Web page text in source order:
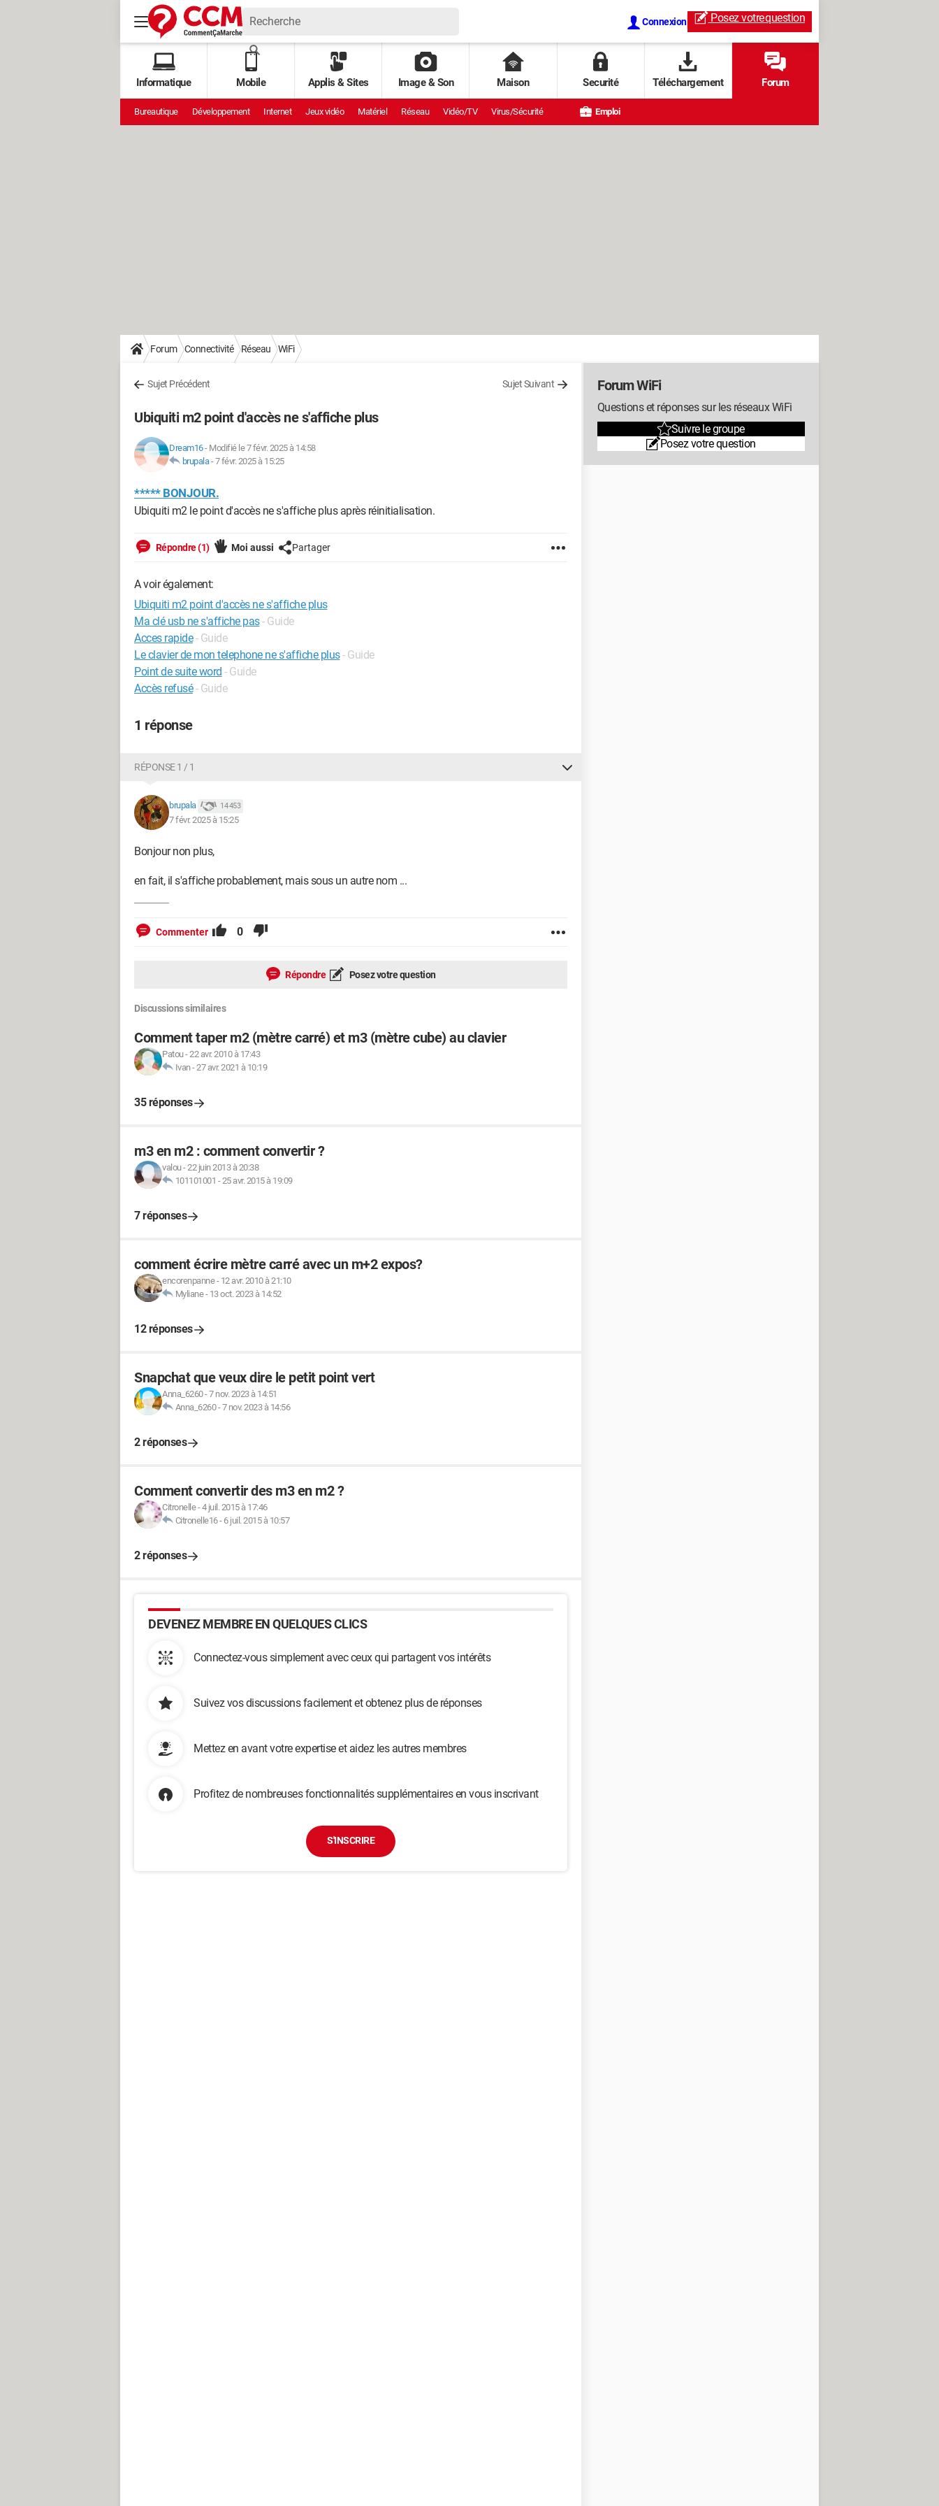
Connexion Posez votrequestion
Informatique Mobile Applis & Sites Image & Son Maison Securité Téléchargement Forum
Bureautique Développement Internet Jeux vidéo Matériel Réseau Vidéo/TV Virus/Sécurité Emploi
Forum Connectivité Réseau WiFi
Sujet Précédent Sujet Suivant
Ubiquiti m2 point d'accès ne s'affiche plus
Dream16- Modifié le 7 févr. 2025 à 14:58
brupala-7 févr. 2025 à 15:25
***** BONJOUR.
Ubiquiti m2 le point d'accès ne s'affiche plus après réinitialisation.
Répondre (1) Moi aussi Partager
A voir également:
Ubiquiti m2 point d'accès ne s'affiche plus
Ma clé usb ne s'affiche pas- Guide
Acces rapide - Guide
Le clavier de mon telephone ne s'affiche plus- Guide
Point de suite word - Guide
Accès refusé - Guide
1 réponse
RÉPONSE 1 / 1
brupala 14 453
7 févr. 2025 à 15:25
Bonjour non plus,
en fait, il s'affiche probablement, mais sous un autre nom ...
Commenter 0
Répondre Posez votre question
Discussions similaires
Comment taper m2 (mètre carré) et m3 (mètre cube) au clavier
Patou-22 avr. 2010 à 17:43
Ivan-27 avr. 2021 à 10:19
35 réponses
m3 en m2 : comment convertir ?
valou-22 juin 2013 à 20:38
101101001 -25 avr. 2015 à 19:09
7 réponses
comment écrire mètre carré avec un m+2 expos?
encorenpanne- 12 avr. 2010 à 21:10
Myliane- 13 oct. 2023 à 14:52
12 réponses
Snapchat que veux dire le petit point vert
Anna_6260-7 nov. 2023 à 14:51
Anna_6260-7 nov. 2023 à 14:56
2 réponses
Comment convertir des m3 en m2 ?
Citronelle-4 juil. 2015 à 17:46
Citronelle16- 6 juil. 2015 à 10:57
2 réponses
DEVENEZ MEMBRE EN QUELQUES CLICS
Connectez-vous simplement avec ceux qui partagent vos intérêts
Suivez vos discussions facilement et obtenez plus de réponses
Mettez en avant votre expertise et aidez les autres membres
Profitez de nombreuses fonctionnalités supplémentaires en vous inscrivant
S'INSCRIRE
Forum WiFi
Questions et réponses sur les réseaux WiFi
Suivre le groupe
Posez votre question